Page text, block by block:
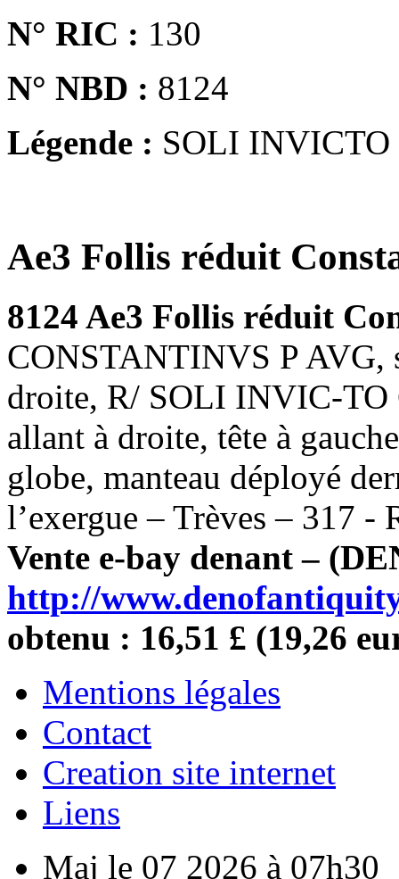
N° RIC : 130
N° NBD : 8124
Légende : SOLI
Ae3 Follis réduit
8124 Ae3 Follis réduit
CONSTANTINVS P AVG,
droite, R/ SOLI INVIC-
allant à droite, tête à
globe, manteau déployé
l’exergue – Trèves – 317
Vente e-bay denant – (
http://
obtenu : 16,51 £ (19,26
Mentions légales
Contact
Creation site internet
Liens
Maj le 07 2026 à 07h30